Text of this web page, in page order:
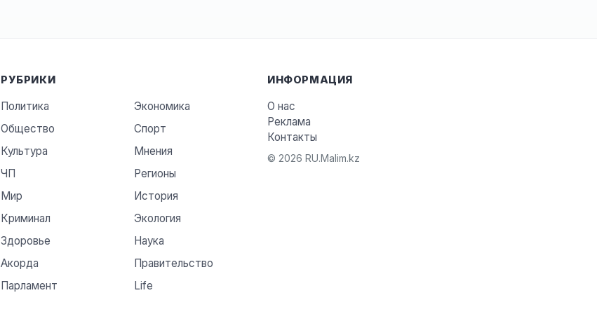
РУБРИКИ
Политика
Экономика
Общество
Спорт
Культура
Мнения
ЧП
Регионы
Мир
История
Криминал
Экология
Здоровье
Наука
Акорда
Правительство
Парламент
Life
ИНФОРМАЦИЯ
О нас
Реклама
Контакты
© 2026 RU.Malim.kz